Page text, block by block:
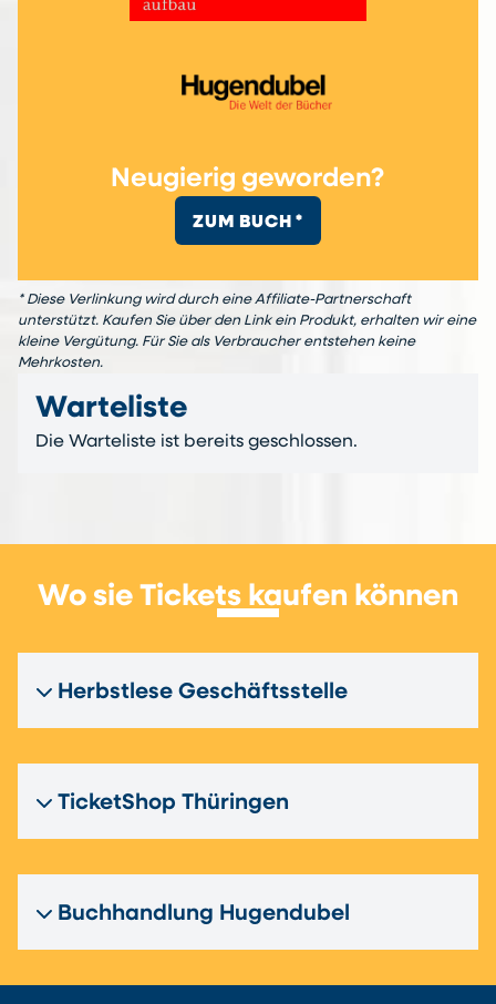
Neugierig geworden?
ZUM BUCH *
* Diese Verlinkung wird durch eine Affiliate-Partnerschaft
unterstützt. Kaufen Sie über den Link ein Produkt, erhalten wir eine
kleine Vergütung. Für Sie als Verbraucher entstehen keine
Mehrkosten.
Warteliste
Die Warteliste ist bereits geschlossen.
Wo sie Tickets kaufen können
Herbstlese Geschäftsstelle
TicketShop Thüringen
Buchhandlung Hugendubel